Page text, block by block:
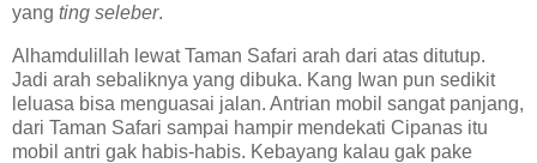
yang ting seleber.
Alhamdulillah lewat Taman Safari arah dari atas ditutup.
Jadi arah sebaliknya yang dibuka. Kang Iwan pun sedikit
leluasa bisa menguasai jalan. Antrian mobil sangat panjang,
dari Taman Safari sampai hampir mendekati Cipanas itu
mobil antri gak habis-habis. Kebayang kalau gak pake